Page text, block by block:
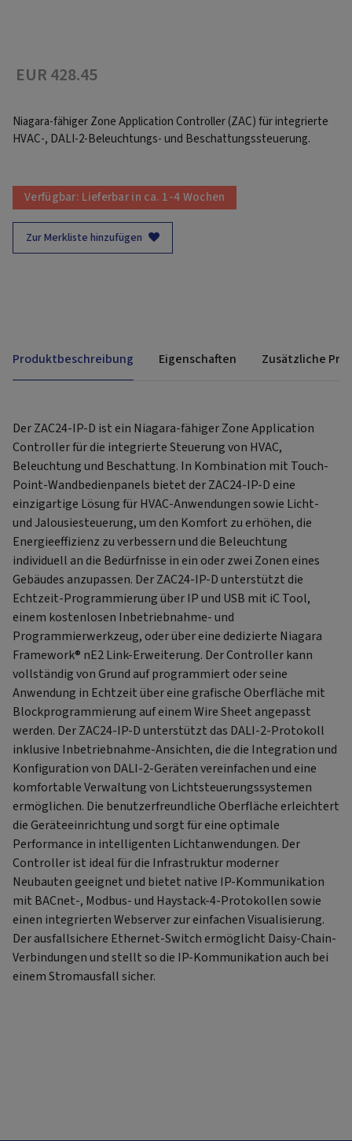
EUR 428.45
Niagara-fähiger Zone Application Controller (ZAC) für integrierte
HVAC-, DALI-2-Beleuchtungs- und Beschattungssteuerung.
Verfügbar: Lieferbar in ca. 1-4 Wochen
Zur Merkliste hinzufügen
Produktbeschreibung Eigenschaften Zusätzliche
Der ZAC24-IP-D ist ein Niagara-fähiger Zone Application
Controller für die integrierte Steuerung von HVAC,
Beleuchtung und Beschattung. In Kombination mit Touch-
Point-Wandbedienpanels bietet der ZAC24-IP-D eine
einzigartige Lösung für HVAC-Anwendungen sowie Licht-
und Jalousiesteuerung, um den Komfort zu erhöhen, die
Energieeffizienz zu verbessern und die Beleuchtung
individuell an die Bedürfnisse in ein oder zwei Zonen eines
Gebäudes anzupassen. Der ZAC24-IP-D unterstützt die
Echtzeit-Programmierung über IP und USB mit iC Tool,
einem kostenlosen Inbetriebnahme- und
Programmierwerkzeug, oder über eine dedizierte Niagara
Framework® nE2 Link-Erweiterung. Der Controller kann
vollständig von Grund auf programmiert oder seine
Anwendung in Echtzeit über eine grafische Oberfläche mit
Blockprogrammierung auf einem Wire Sheet angepasst
werden. Der ZAC24-IP-D unterstützt das DALI-2-Protokoll
inklusive Inbetriebnahme-Ansichten, die die Integration und
Konfiguration von DALI-2-Geräten vereinfachen und eine
komfortable Verwaltung von Lichtsteuerungssystemen
ermöglichen. Die benutzerfreundliche Oberfläche erleichtert
die Geräteeinrichtung und sorgt für eine optimale
Performance in intelligenten Lichtanwendungen. Der
Controller ist ideal für die Infrastruktur moderner
Neubauten geeignet und bietet native IP-Kommunikation
mit BACnet-, Modbus- und Haystack-4-Protokollen sowie
einen integrierten Webserver zur einfachen Visualisierung.
Der ausfallsichere Ethernet-Switch ermöglicht Daisy-Chain-
Verbindungen und stellt so die IP-Kommunikation auch bei
einem Stromausfall sicher.